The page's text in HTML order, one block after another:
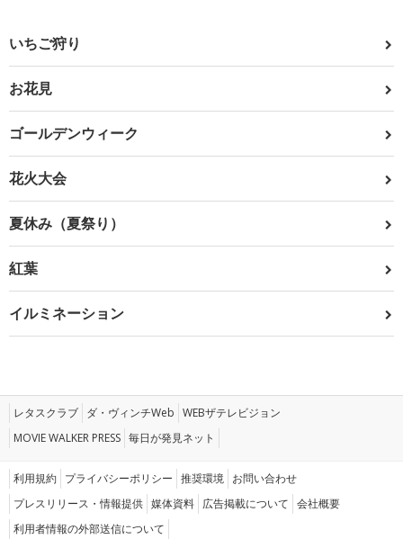
いちご狩り
お花見
ゴールデンウィーク
花火大会
夏休み（夏祭り）
紅葉
イルミネーション
レタスクラブ ダ・ヴィンチWeb WEBザテレビジョン
MOVIE WALKER PRESS 毎日が発見ネット
利用規約 プライバシーポリシー 推奨環境 お問い合わせ
プレスリリース・情報提供 媒体資料 広告掲載について 会社概要
利用者情報の外部送信について